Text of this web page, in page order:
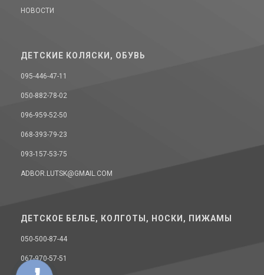
НОВОСТИ
ДЕТСКИЕ КОЛЯСКИ, ОБУВЬ
095-446-47-11
050-882-78-02
096-959-52-50
068-393-79-23
093-157-53-75
ADBOR.LUTSK@GMAIL.COM
ДЕТСКОЕ БЕЛЬЕ, КОЛГОТЫ, НОСКИ, ПИЖАМЫ
050-500-87-44
067-970-57-51